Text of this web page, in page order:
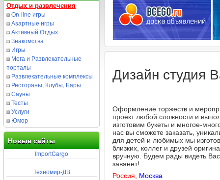
Отдых и развлечения
On-line игры
Азартные игры
Активный Отдых
Знакомства
Игры
Мега и Развлекательные
порталы
Развлекательные комплексы
Рестораны, Клубы, Бары
Сауны
Тесты
Услуги
Юмор
Новые сайты
ImportCargo
Техномир-ДВ
Дизайн студия
Оформление торжеств и
проект любой сложности и
изготовим букеты и многое-
нас вы сможете заказать,
для детей и любимых мы
близких, коллег и друзей
вручную. Будем рады видеть
завянет!
Россия
Москва